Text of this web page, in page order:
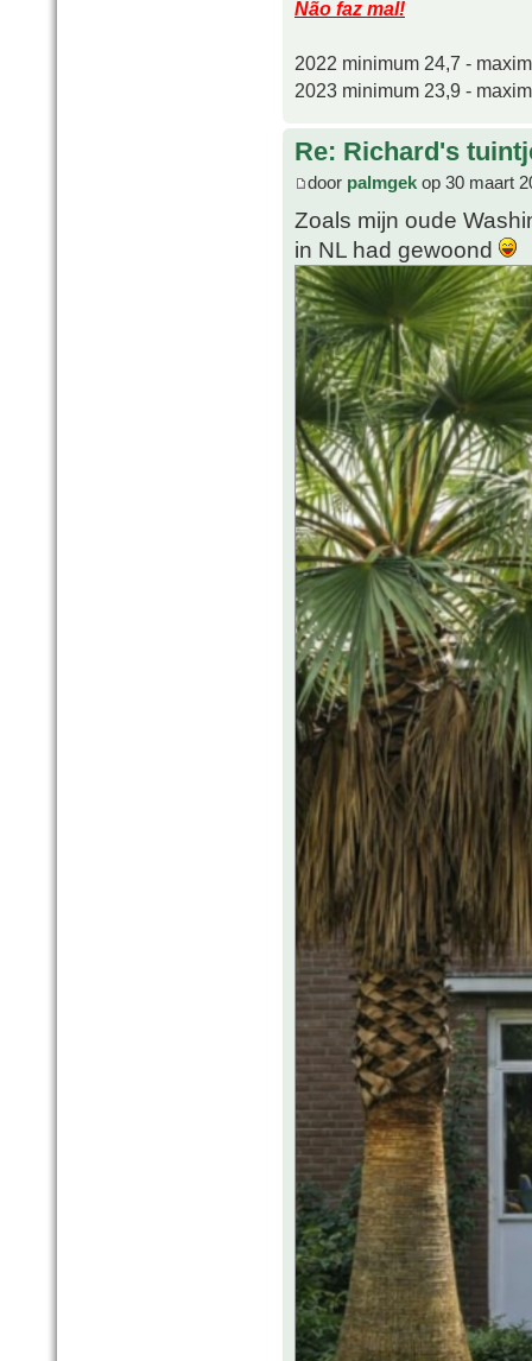
Não faz mal!
2022 minimum 24,7 -
2023 minimum 23,9 -
Re: Richard's
door palmgek op 30 maart
Zoals mijn oude
in NL had gewoond